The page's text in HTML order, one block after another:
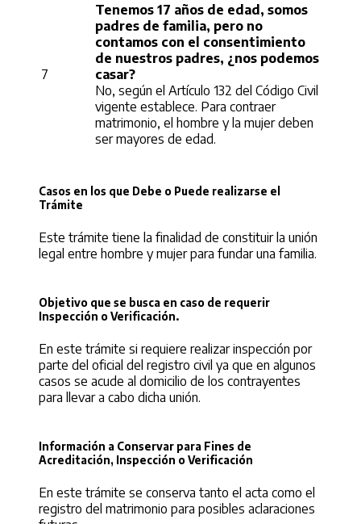
7
Tenemos 17 años de edad, somos
padres de familia, pero no
contamos con el consentimiento
de nuestros padres, ¿nos podemos
casar?
No, según el Artículo 132 del Código Civil
vigente establece. Para contraer
matrimonio, el hombre y la mujer deben
ser mayores de edad.
Casos en los que Debe o Puede realizarse el
Trámite
Este trámite tiene la finalidad de constituir la unión
legal entre hombre y mujer para fundar una familia.
Objetivo que se busca en caso de requerir
Inspección o Verificación.
En este trámite si requiere realizar inspección por
parte del oficial del registro civil ya que en algunos
casos se acude al domicilio de los contrayentes
para llevar a cabo dicha unión.
Información a Conservar para Fines de
Acreditación, Inspección o Verificación
En este trámite se conserva tanto el acta como el
registro del matrimonio para posibles aclaraciones